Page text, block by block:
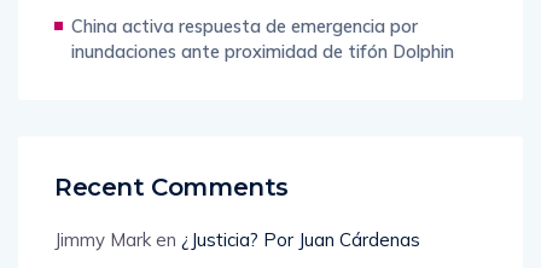
China activa respuesta de emergencia por
inundaciones ante proximidad de tifón Dolphin
Recent Comments
Jimmy Mark en ¿Justicia? Por Juan Cárdenas